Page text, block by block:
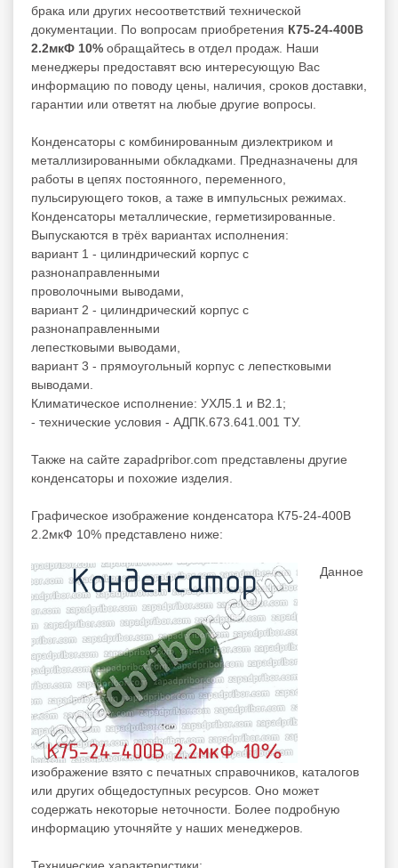
брака или других несоответствий технической
документации. По вопросам приобретения К75-24-400В
2.2мкФ 10% обращайтесь в отдел продаж. Наши
менеджеры предоставят всю интересующую Вас
информацию по поводу цены, наличия, сроков доставки,
гарантии или ответят на любые другие вопросы.
Конденсаторы с комбинированным диэлектриком и
металлизированными обкладками. Предназначены для
работы в цепях постоянного, переменного,
пульсирующего токов, а таже в импульсных режимах.
Конденсаторы металлические, герметизированные.
Выпускаются в трёх вариантах исполнения:
вариант 1 - цилиндрический корпус с
разнонаправленными
проволочными выводами,
вариант 2 - цилиндрический корпус с
разнонаправленными
лепестковыми выводами,
вариант 3 - прямоугольный корпус с лепестковыми
выводами.
Климатическое исполнение: УХЛ5.1 и В2.1;
- технические условия - АДПК.673.641.001 ТУ.
Также на сайте zapadpribor.com представлены другие
конденсаторы и похожие изделия.
Графическое изображение конденсатора К75-24-400В
2.2мкФ 10% представлено ниже:
Данное
изображение взято с печатных справочников, каталогов
или других общедоступных ресурсов. Оно может
содержать некоторые неточности. Более подробную
информацию уточняйте у наших менеджеров.
Технические характеристики: